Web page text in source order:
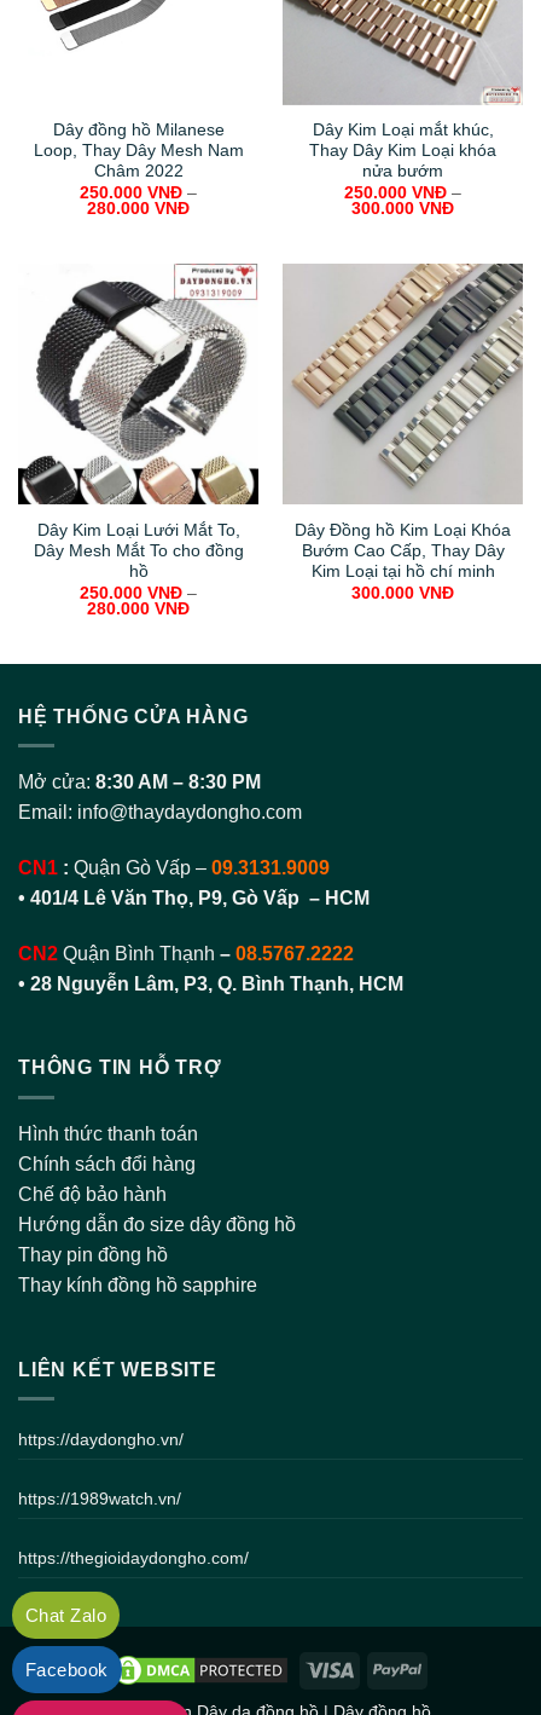
Dây đồng hồ Milanese
Loop, Thay Dây Mesh Nam
Châm 2022
250.000 VNĐ –
280.000 VNĐ
Dây Kim Loại mắt khúc,
Thay Dây Kim Loại khóa
nửa bướm
250.000 VNĐ –
300.000 VNĐ
Dây Kim Loại Lưới Mắt To,
Dây Mesh Mắt To cho đồng
hồ
250.000 VNĐ –
280.000 VNĐ
Dây Đồng hồ Kim Loại Khóa
Bướm Cao Cấp, Thay Dây
Kim Loại tại hồ chí minh
300.000 VNĐ
HỆ THỐNG CỬA HÀNG
Mở cửa: 8:30 AM – 8:30 PM
Email: info@thaydaydongho.com
CN1 : Quận Gò Vấp – 09.3131.9009
• 401/4 Lê Văn Thọ, P9, Gò Vấp – HCM
CN2 Quận Bình Thạnh – 08.5767.2222
• 28 Nguyễn Lâm, P3, Q. Bình Thạnh, HCM
THÔNG TIN HỖ TRỢ
Hình thức thanh toán
Chính sách đổi hàng
Chế độ bảo hành
Hướng dẫn đo size dây đồng hồ
Thay pin đồng hồ
Thay kính đồng hồ sapphire
LIÊN KẾT WEBSITE
https://daydongho.vn/
https://1989watch.vn/
https://thegioidaydongho.com/
Chat Zalo
Facebook